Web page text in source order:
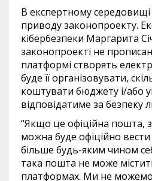
В експертному середовищі
приводу законопроекту.
кібербезпеки Маргарита
законопроекті не
платформі створять
буде її організовувати,
коштувати бюджету і/або
відповідатиме за безпеку
“Якщо це офіційна пошта,
можна буде офіційно
більше будь-яким чином
така пошта не може
платформах. Ми не можемо